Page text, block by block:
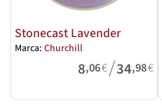
Stonecast Lavender
Marca: Churchill
8,06€/34,98€